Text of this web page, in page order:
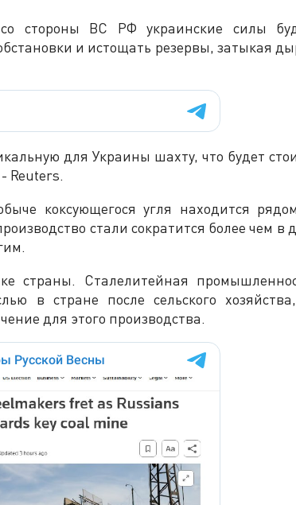
стороны ВС РФ украинские силы
и истощать резервы, затыкая
для Украины шахту, что будет
Reuters.
коксующегося угля находится
стали сократится более чем в
страны. Сталелитейная
в стране после сельского
для этого производства.